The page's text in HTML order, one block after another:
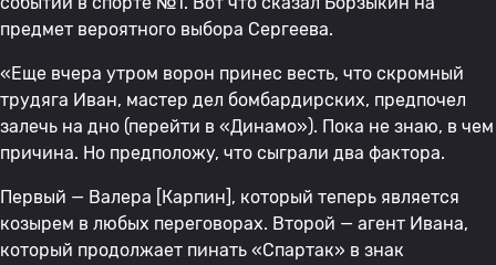
предмет вероятного выбора Сергеева.
«Еще вчера утром ворон принес весть, что скромный
трудяга Иван, мастер дел бомбардирских, предпочел
залечь на дно (перейти в «Динамо»). Пока не знаю, в чем
причина. Но предположу, что сыграли два фактора.
Первый — Валера [Карпин], который теперь является
козырем в любых переговорах. Второй — агент Ивана,
который продолжает пинать «Спартак» в знак